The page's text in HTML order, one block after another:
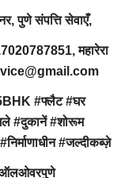
पुणे संपत्ति सेवाएँ,
महारेरा
#फ्लैट #घर
#दुकानें #शोरूम
#जल्दीकब्ज़े